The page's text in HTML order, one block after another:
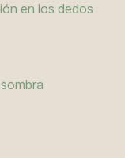
en los dedos